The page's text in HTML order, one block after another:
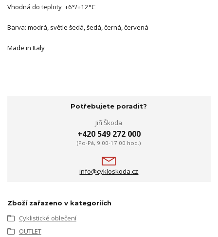
Vhodná do teploty +6°/+12°C
Barva: modrá, světle šedá, šedá, černá, červená
Made in Italy
Potřebujete poradit?
Jiří Škoda
+420 549 272 000
(Po-Pá, 9:00-17:00 hod.)
info@cykloskoda.cz
Zboží zařazeno v kategoriích
Cyklistické oblečení
OUTLET